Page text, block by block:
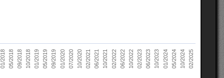
01/2018 05/2018 09/2018 10/2018 01/2019 05/2019 09/2019 01/2020 07/2020 10/2020 02/2021 06/2021 10/2021 02/2022 06/2022 10/2022 02/2023 06/2023 10/2023 01/2024 05/2024 10/2024 02/2025